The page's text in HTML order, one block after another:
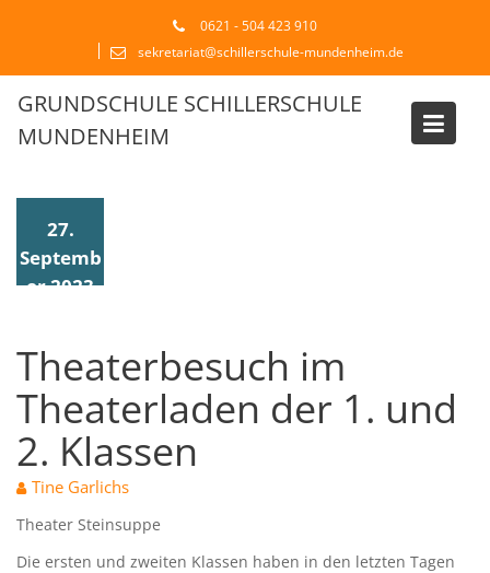
0621 - 504 423 910
sekretariat@schillerschule-mundenheim.de
GRUNDSCHULE SCHILLERSCHULE
MUNDENHEIM
27.
Septemb
er 2023
Theaterbesuch im
Theaterladen der 1. und
2. Klassen
Tine Garlichs
Theater Steinsuppe
Die ersten und zweiten Klassen haben in den letzten Tagen